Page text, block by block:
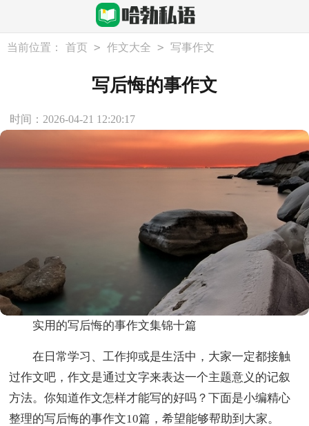
当前位置： 首页 > 作文大全 > 写事作文
写后悔的事作文
时间：2026-04-21 12:20:17
实用的写后悔的事作文集锦十篇
在日常学习、工作抑或是生活中，大家一定都接触
过作文吧，作文是通过文字来表达一个主题意义的记叙
方法。你知道作文怎样才能写的好吗？下面是小编精心
整理的写后悔的事作文10篇，希望能够帮助到大家。